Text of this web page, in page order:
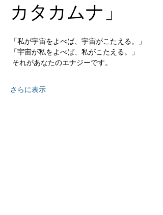
カタカムナ」
「私が宇宙をよべば、宇宙がこたえる。」
「宇宙が私をよべば、私がこたえる。」
それがあなたのエナジーです。
さらに表示